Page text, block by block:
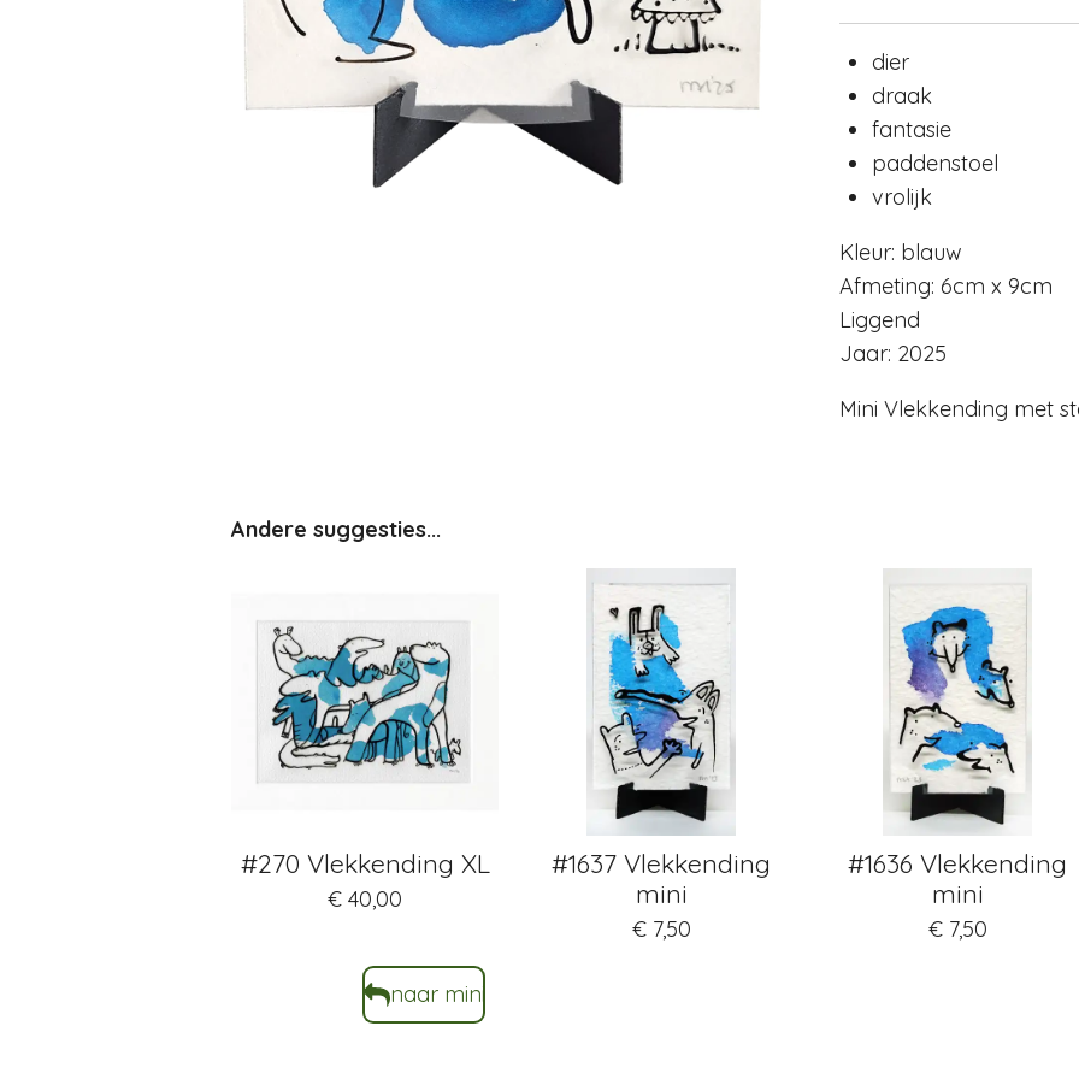
dier
draak
fantasie
paddenstoel
vrolijk
Kleur: blauw
Afmeting: 6cm x 9cm
Liggend
Jaar: 2025
Mini Vlekkending met
Andere suggesties...
#270 Vlekkending XL
€ 40,00
#1637 Vlekkending
mini
€ 7,50
#1636 Vlekkending
mini
€ 7,50
naar mini